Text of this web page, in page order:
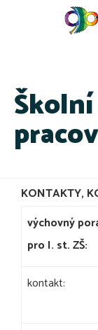
KONTAKTY,
výchovný
pro I. st. ZŠ:
kontakt: